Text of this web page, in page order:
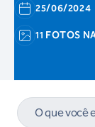
25/06/2024
11 FOTOS